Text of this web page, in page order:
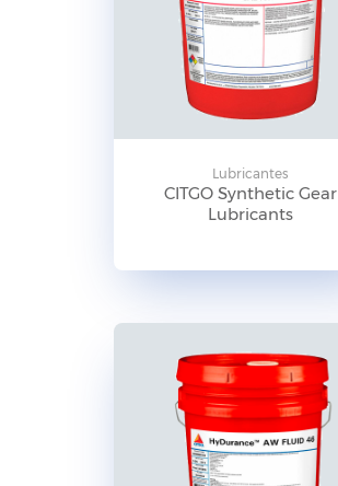
Lubricantes
CITGO Synthetic Gear
Lubricants